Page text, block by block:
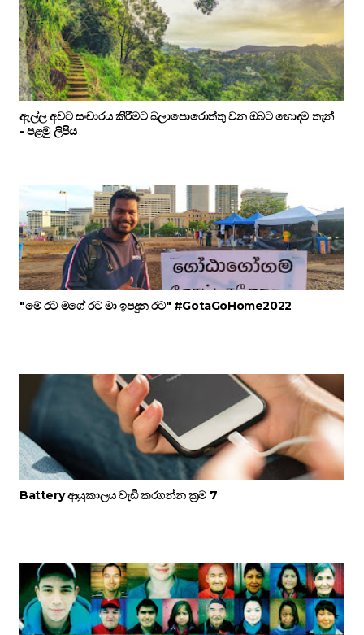
ඇල්ල අවට සංචාරය කිරීමට බලාපොරොත්තු වන ඔබට හොදම තැන්
- පළමු ලිපිය
"මේ රට මගේ රට මා ඉපදුන රට" #GotaGoHome2022
Battery ආයුකාලය වැඩි කරගන්න ක්‍රම 7